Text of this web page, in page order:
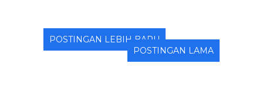
POSTINGAN LEBIH BARU
POSTINGAN LAMA